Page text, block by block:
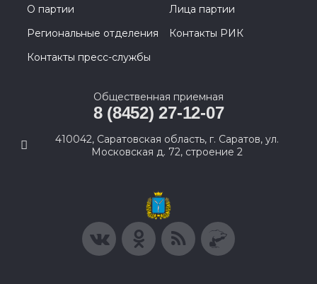
О партии
Лица партии
Региональные отделения
Контакты РИК
Контакты пресс-службы
Общественная приемная
8 (8452) 27-12-07
410042, Саратовская область, г. Саратов, ул.
Московская д. 72, строение 2